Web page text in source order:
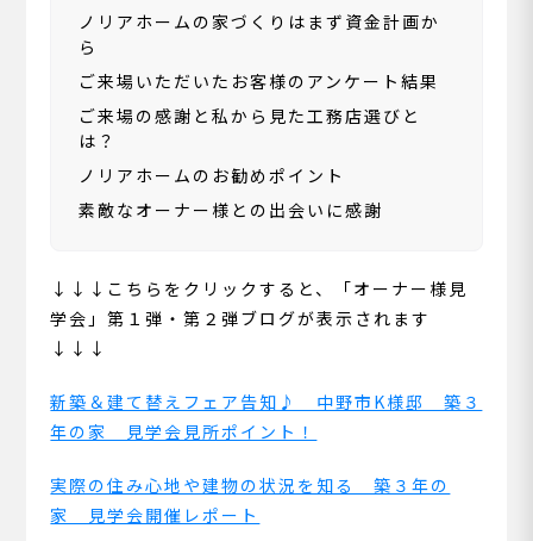
ノリアホームの家づくりはまず資金計画か
ら
ご来場いただいたお客様のアンケート結果
ご来場の感謝と私から見た工務店選びと
は？
ノリアホームのお勧めポイント
素敵なオーナー様との出会いに感謝
↓↓↓こちらをクリックすると、「オーナー様見
学会」第１弾・第２弾ブログが表示されます
↓↓↓
新築＆建て替えフェア告知♪ 中野市K様邸 築３
年の家 見学会見所ポイント！
実際の住み心地や建物の状況を知る 築３年の
家 見学会開催レポート